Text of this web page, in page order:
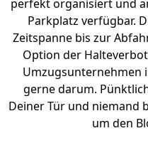
perfekt organisiert und
Parkplatz verfügbar.
Zeitspanne bis zur
Option der
Umzugsunternehmen
gerne darum.
Deiner Tür und niemand
um den